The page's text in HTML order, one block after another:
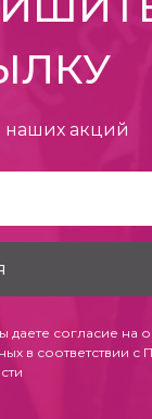
наших акций
даете согласие на
в соответствии с